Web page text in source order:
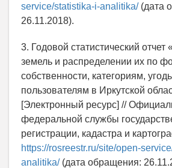
service/statistika-i-analitika/(дата
26.11.2018).
3. Годовой статистический отчет
земель и распределении их по
собственности, категориям,
пользователям в Иркутской
[Электронный ресурс] //
федеральной службы
регистрации, кадастра и
https://rosreestr.ru/site/open-
analitika/(дата обращения: